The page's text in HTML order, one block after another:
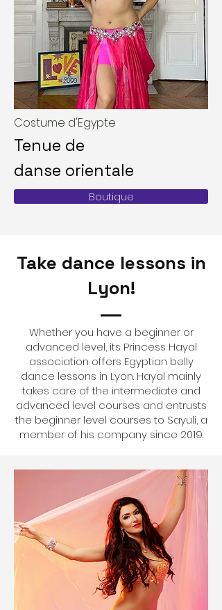
Costume d'Egypte
Tenue de
danse orientale
Boutique
Take dance lessons in
Lyon!
Whether you have a beginner or
advanced level, its Princess Hayal
association offers Egyptian belly
dance lessons in Lyon. Hayal mainly
takes care of the intermediate and
advanced level courses and entrusts
the beginner level courses to Sayuli, a
member of his company since 2019.